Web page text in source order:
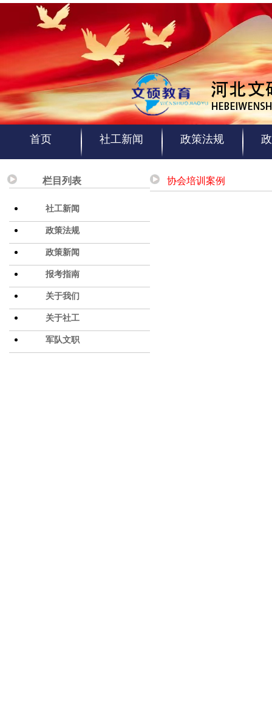
首页 社工新闻 政策法规
栏目列表
社工新闻
政策法规
政策新闻
报考指南
关于我们
关于社工
军队文职
协会培训案例